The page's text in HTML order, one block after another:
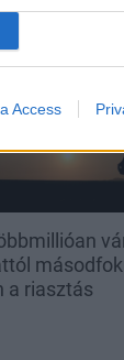
Access
a riasztás